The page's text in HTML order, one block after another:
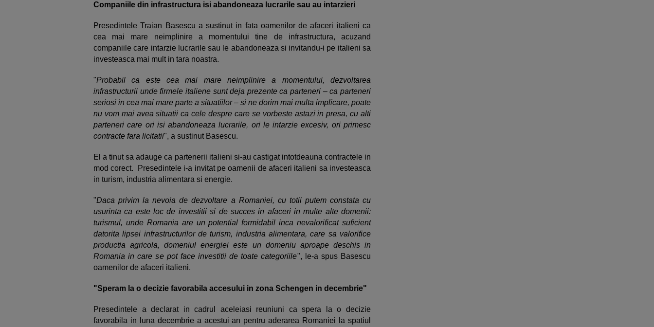
Companiile din infrastructura isi abandoneaza lucrarile sau au intarzieri
Presedintele Traian Basescu a sustinut in fata oamenilor de afaceri italieni ca
cea mai mare neimplinire a momentului tine de infrastructura, acuzand
companiile care intarzie lucrarile sau le abandoneaza si invitandu-i pe italieni sa
investeasca mai mult in tara noastra.
"Probabil ca este cea mai mare neimplinire a momentului, dezvoltarea
infrastructurii unde firmele italiene sunt deja prezente ca parteneri – ca parteneri
seriosi in cea mai mare parte a situatiilor – si ne dorim mai multa implicare, poate
nu vom mai avea situatii ca cele despre care se vorbeste astazi in presa, cu alti
parteneri care ori isi abandoneaza lucrarile, ori le intarzie excesiv, ori primesc
contracte fara licitatii", a sustinut Basescu.
El a tinut sa adauge ca partenerii italieni si-au castigat intotdeauna contractele in
mod corect. Presedintele i-a invitat pe oamenii de afaceri italieni sa investeasca
in turism, industria alimentara si energie.
"Daca privim la nevoia de dezvoltare a Romaniei, cu totii putem constata cu
usurinta ca este loc de investitii si de succes in afaceri in multe alte domenii:
turismul, unde Romania are un potential formidabil inca nevalorificat suficient
datorita lipsei infrastructurilor de turism, industria alimentara, care sa valorifice
productia agricola, domeniul energiei este un domeniu aproape deschis in
Romania in care se pot face investitii de toate categoriile", le-a spus Basescu
oamenilor de afaceri italieni.
"Speram la o decizie favorabila accesului in zona Schengen in decembrie"
Presedintele a declarat in cadrul aceleiasi reuniuni ca spera la o decizie
favorabila in luna decembrie a acestui an pentru aderarea Romaniei la spatiul